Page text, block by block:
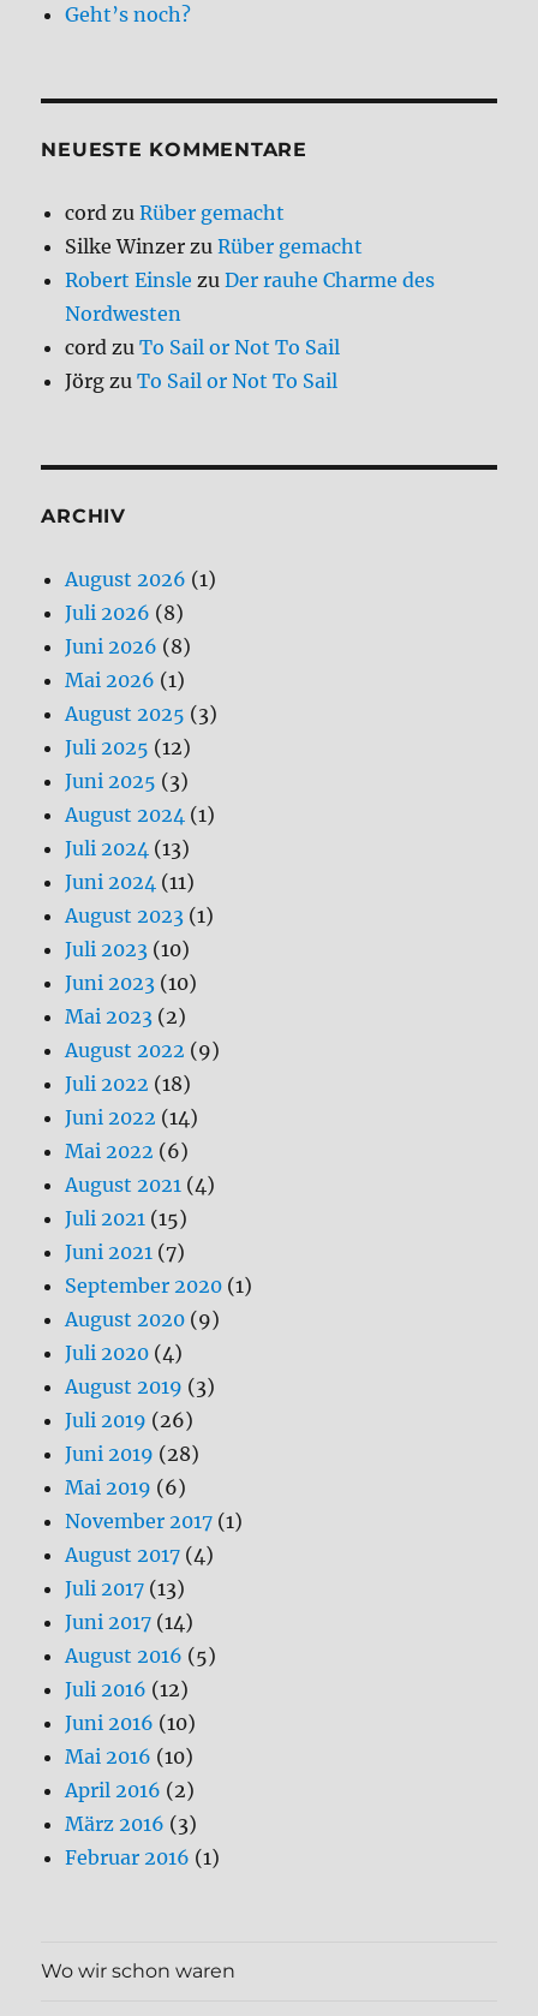
Geht’s noch?
NEUESTE KOMMENTARE
cord zuRüber gemacht
Silke Winzer zuRüber gemacht
Robert Einsle zuDer rauhe Charme des
Nordwesten
cord zuTo Sail or Not To Sail
Jörg zuTo Sail or Not To Sail
ARCHIV
August 2026 (1)
Juli 2026 (8)
Juni 2026 (8)
Mai 2026 (1)
August 2025 (3)
Juli 2025 (12)
Juni 2025 (3)
August 2024 (1)
Juli 2024 (13)
Juni 2024 (11)
August 2023 (1)
Juli 2023 (10)
Juni 2023 (10)
Mai 2023 (2)
August 2022 (9)
Juli 2022 (18)
Juni 2022 (14)
Mai 2022 (6)
August 2021 (4)
Juli 2021 (15)
Juni 2021 (7)
September 2020 (1)
August 2020 (9)
Juli 2020 (4)
August 2019 (3)
Juli 2019 (26)
Juni 2019 (28)
Mai 2019 (6)
November 2017 (1)
August 2017 (4)
Juli 2017 (13)
Juni 2017 (14)
August 2016 (5)
Juli 2016 (12)
Juni 2016 (10)
Mai 2016 (10)
April 2016 (2)
März 2016 (3)
Februar 2016 (1)
Wo wir schon waren